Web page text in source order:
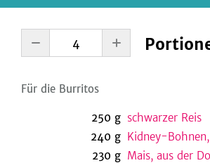
Für die Burritos
250 g schwarzer Reis
240 g Kidney-
230 g Mais, aus der